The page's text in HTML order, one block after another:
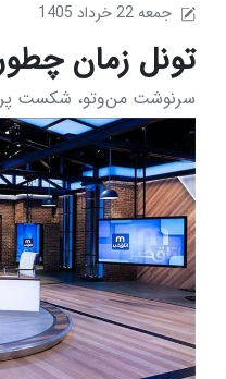
1405 جمعه 22 خرداد
تونل زمان
سرنوشت من‌وتو، شکست